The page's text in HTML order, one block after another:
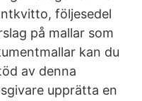
följesedel
på mallar som
kan du
av denna
upprätta en